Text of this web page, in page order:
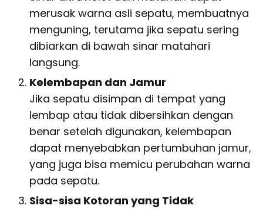
merusak warna asli sepatu, membuatnya
menguning, terutama jika sepatu sering
dibiarkan di bawah sinar matahari
langsung.
Kelembapan dan Jamur
Jika sepatu disimpan di tempat yang
lembap atau tidak dibersihkan dengan
benar setelah digunakan, kelembapan
dapat menyebabkan pertumbuhan jamur,
yang juga bisa memicu perubahan warna
pada sepatu.
Sisa-sisa Kotoran yang Tidak